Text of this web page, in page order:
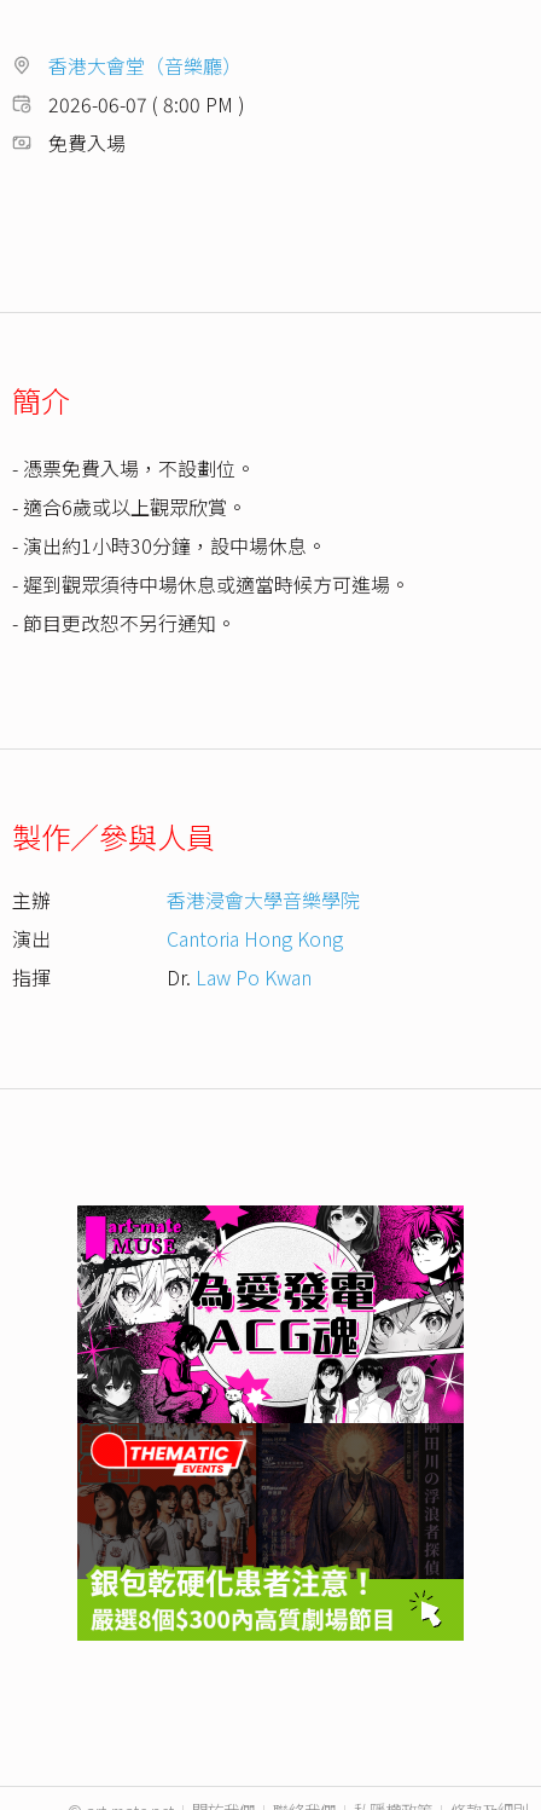
香港大會堂（音樂廳）
2026-06-07 ( 8:00 PM )
免費入場
簡介
- 憑票免費入場，不設劃位。
- 適合6歲或以上觀眾欣賞。
- 演出約1小時30分鐘，設中場休息。
- 遲到觀眾須待中場休息或適當時候方可進場。
- 節目更改恕不另行通知。
製作／參與人員
主辦
香港浸會大學音樂學院
演出
Cantoria Hong Kong
指揮
Dr. Law Po Kwan